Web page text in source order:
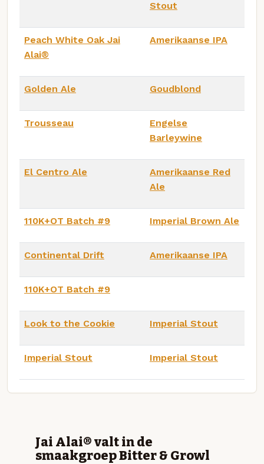
Stout
Peach White Oak Jai
Alai®
Amerikaanse IPA
Golden Ale Goudblond
Trousseau
Engelse
Barleywine
El Centro Ale
Amerikaanse Red
Ale
110K+OT Batch #9 Imperial Brown Ale
Continental Drift Amerikaanse IPA
110K+OT Batch #9
Look to the Cookie Imperial Stout
Imperial Stout Imperial Stout
Jai Alai® valt in de
smaakgroep Bitter & Growl